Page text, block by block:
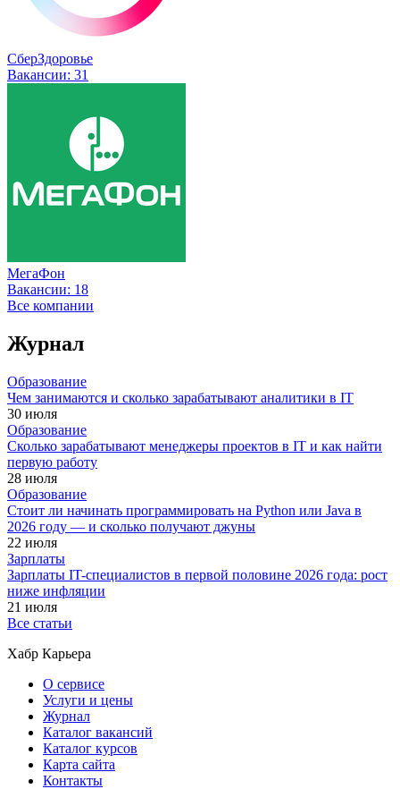
СберЗдоровье
Вакансии: 31
МегаФон
Вакансии: 18
Все компании
Журнал
Образование
Чем занимаются и сколько зарабатывают аналитики в IT
30 июля
Образование
Сколько зарабатывают менеджеры проектов в IT и как найти
первую работу
28 июля
Образование
Стоит ли начинать программировать на Python или Java в
2026 году — и сколько получают джуны
22 июля
Зарплаты
Зарплаты IT-специалистов в первой половине 2026 года: рост
ниже инфляции
21 июля
Все статьи
Хабр Карьера
О сервисе
Услуги и цены
Журнал
Каталог вакансий
Каталог курсов
Карта сайта
Контакты